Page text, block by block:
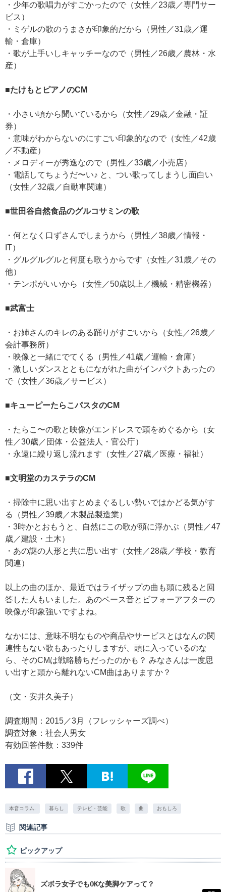
・少年の歌唱力がすごかったので（女性／23歳／専門サー
ビス）
・ミゲルの歌のうまさが印象的だから（男性／31歳／運
輸・倉庫）
・歌が上手いしキャッチーなので（男性／26歳／農林・水
産）
■たけもとピアノのCM
・小さい頃から聞いているから（女性／29歳／金融・証
券）
・意味がわからないのにすごい印象的なので（女性／42歳
／不動産）
・メロディーが秀逸なので（男性／33歳／小売店）
・電話してちょうだ〜い♪ と、つい歌ってしまうし面白い
（女性／32歳／自動車関連）
■世田谷自然食品のグルコサミンの歌
・何となく口ずさんでしまうから（男性／38歳／情報・
IT）
・グルグルグルと何度も歌うからです（女性／31歳／その
他）
・テンポがいいから（女性／50歳以上／機械・精密機器）
■武富士
・お姉さんのキレのある踊りがすごいから（女性／26歳／
会計事務所）
・映像と一緒にでてくる（男性／41歳／運輸・倉庫）
・激しいダンスとともにながれた曲がインパクトあったの
で（女性／36歳／サービス）
■キューピーたらこパスタのCM
・たらこ〜の歌と映像がエンドレスで頭をめぐるから（女
性／30歳／団体・公益法人・官公庁）
・永遠に繰り返し流れます（女性／27歳／医療・福祉）
■文明堂のカステラのCM
・掃除中に思い出すとめまぐるしい勢いではかどる気がす
る（男性／39歳／木製品製造業）
・3時かとおもうと、自然にこの歌が頭に浮かぶ（男性／47
歳／建設・土木）
・あの謎の人形と共に思い出す（女性／28歳／学校・教育
関連）
以上の曲のほか、最近ではライザップの曲も頭に残ると回
答した人もいました。あのベース音とビフォーアフターの
映像が印象強いですよね。
なかには、意味不明なものや商品やサービスとはなんの関
連性もない歌もあったりしますが、頭に入っているのな
ら、そのCMは戦略勝ちだったのかも？ みなさんは一度思
い出すと頭から離れないCM曲はありますか？
（文・安井久美子）
調査期間：2015／3月（フレッシャーズ調べ）
調査対象：社会人男女
有効回答件数：339件
本音コラム. 暮らし テレビ・芸能 歌 曲 おもしろ
関連記事
ピックアップ
ズボラ女子でもOKな美脚ケアって？